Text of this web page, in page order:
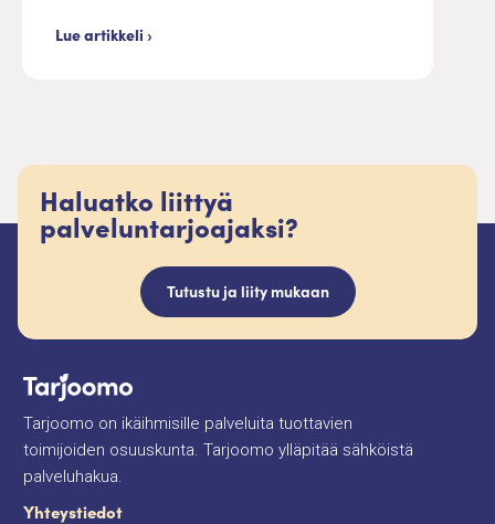
Lue artikkeli ›
Haluatko liittyä
palveluntarjoajaksi?
Tutustu ja liity mukaan
Tarjoomo on ikäihmisille palveluita tuottavien
toimijoiden osuuskunta. Tarjoomo ylläpitää sähköistä
palveluhakua.
Yhteystiedot